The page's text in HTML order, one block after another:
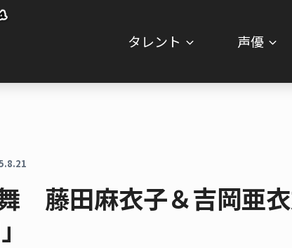
タレント 声優
舞 藤田麻衣子＆吉岡亜